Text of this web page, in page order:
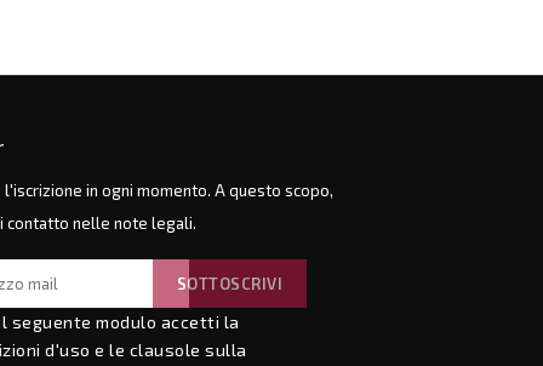
l'iscrizione in ogni momento. A questo scopo,
contatto nelle note legali.
seguente modulo accetti la
d'uso e le clausole sulla